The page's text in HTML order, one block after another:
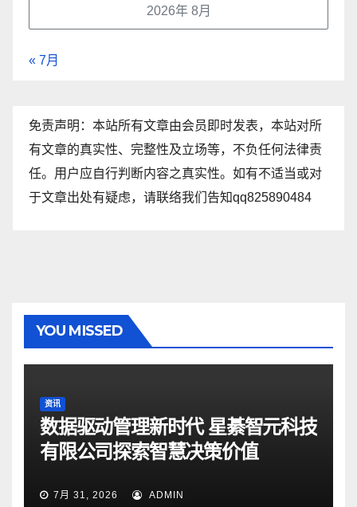
2026年 8月
« 7月
免责声明：本站所有文章由会员即时发表，本站对所
有文章的真实性、完整性及立场等，不负任何法律责
任。用户应自行判断内容之真实性。如有不适当或对
于文章出处有疑虑，请联络我们告知qq825890484
YOU MISSED
资讯
数据驱动管理新时代 星綦智元科技
有限公司探索智慧决策价值
7月 31, 2026 ADMIN